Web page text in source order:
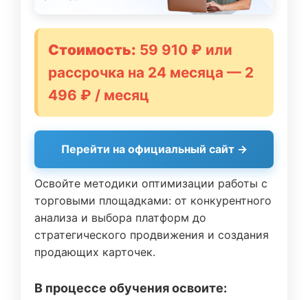
Стоимость: 59 910 ₽ или
рассрочка на 24 месяца — 2
496 ₽ / месяц
Перейти на официальный сайт →
Освойте методики оптимизации работы с
торговыми площадками: от конкурентного
анализа и выбора платформ до
стратегического продвижения и создания
продающих карточек.
В процессе обучения освоите: